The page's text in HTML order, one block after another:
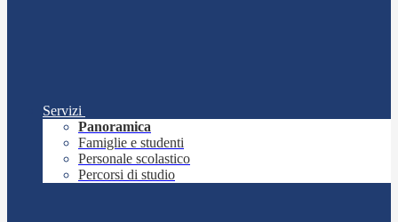
Servizi
Panoramica
Famiglie e studenti
Personale scolastico
Percorsi di studio